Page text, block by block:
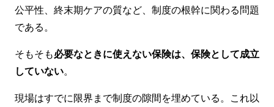
公平性、終末期ケアの質など、制度の根幹に関わる問題
である。
そもそも必要なときに使えない保険は、保険として成立
していない。
現場はすでに限界まで制度の隙間を埋めている。これ以